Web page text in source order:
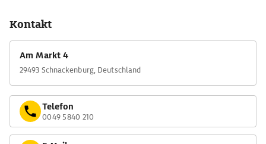
Kontakt
Am Markt 4
29493 Schnackenburg, Deutschland
Telefon
0049 5840 210